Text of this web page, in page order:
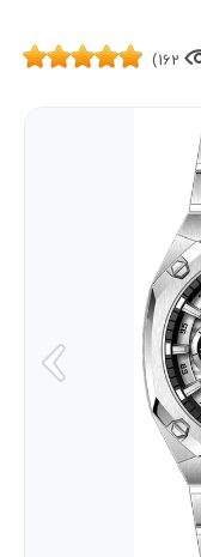
162)